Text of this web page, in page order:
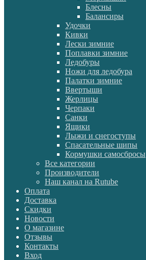
Блесны
Балансиры
Удочки
Кивки
Лески зимние
Поплавки зимние
Ледобуры
Ножи для ледобура
Палатки зимние
Ввертыши
Жерлицы
Черпаки
Санки
Ящики
Лыжи и снегоступы
Спасательные шипы
Кормушки самосбросы
Все категории
Производители
Наш канал на Rutube
Оплата
Доставка
Скидки
Новости
О магазине
Отзывы
Контакты
Вход